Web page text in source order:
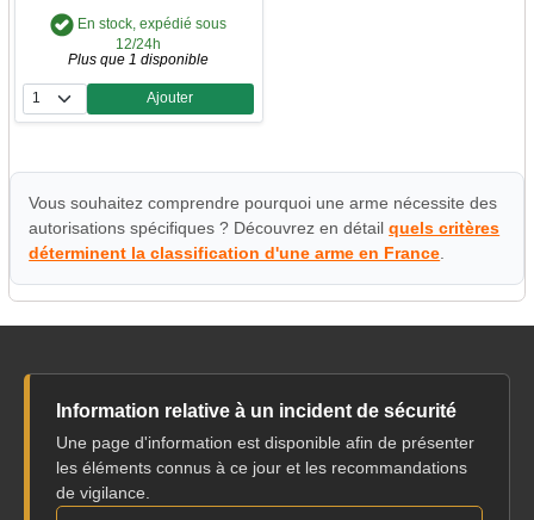
En stock, expédié sous
12/24h
Plus que 1 disponible
Quantité
Ajouter
Vous souhaitez comprendre pourquoi une arme nécessite des
autorisations spécifiques ? Découvrez en détailquels critères
déterminent la classification d'une arme en France
Information relative à un incident de sécurité
Une page d'information est disponible afin de présenter
les éléments connus à ce jour et les recommandations
de vigilance.